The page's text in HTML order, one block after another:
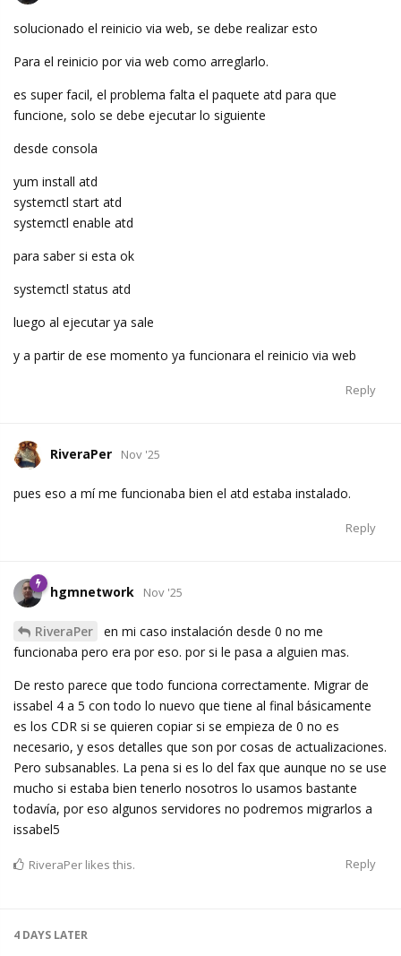
solucionado el reinicio via web, se debe realizar esto
Para el reinicio por via web como arreglarlo.
es super facil, el problema falta el paquete atd para que
funcione, solo se debe ejecutar lo siguiente
desde consola
yum install atd
systemctl start atd
systemctl enable atd
para saber si esta ok
systemctl status atd
luego al ejecutar ya sale
y a partir de ese momento ya funcionara el reinicio via web
Reply
RiveraPer Nov '25
pues eso a mí me funcionaba bien el atd estaba instalado.
Reply
hgmnetwork Nov '25
RiveraPer
en mi caso instalación desde 0 no me
funcionaba pero era por eso. por si le pasa a alguien mas.
De resto parece que todo funciona correctamente. Migrar de
issabel 4 a 5 con todo lo nuevo que tiene al final básicamente
es los CDR si se quieren copiar si se empieza de 0 no es
necesario, y esos detalles que son por cosas de actualizaciones.
Pero subsanables. La pena si es lo del fax que aunque no se use
mucho si estaba bien tenerlo nosotros lo usamos bastante
todavía, por eso algunos servidores no podremos migrarlos a
issabel5
Reply
RiveraPer likes this.
4 DAYS LATER